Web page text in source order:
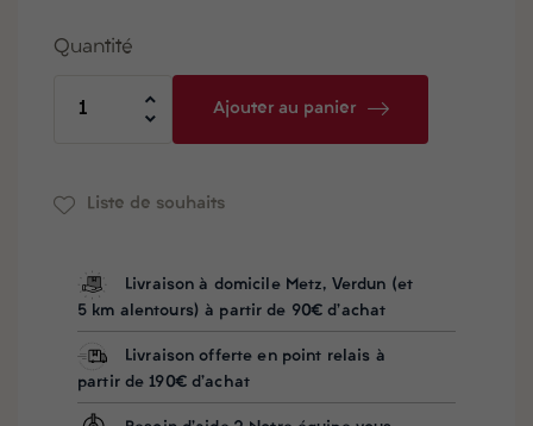
Quantité
Ajouter au panier
Liste de souhaits
Livraison à domicile Metz, Verdun (et
5 km alentours) à partir de 90€ d'achat
Livraison offerte en point relais à
partir de 190€ d'achat